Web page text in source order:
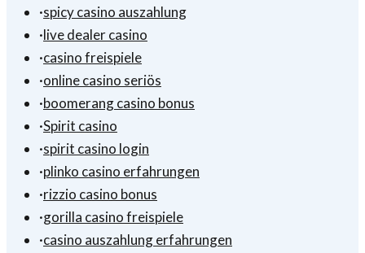
·spicy casino auszahlung
·live dealer casino
·casino freispiele
·online casino seriös
·boomerang casino bonus
·Spirit casino
·spirit casino login
·plinko casino erfahrungen
·rizzio casino bonus
·gorilla casino freispiele
·casino auszahlung erfahrungen